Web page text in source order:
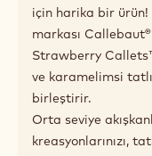
için harika bir ürün!
markası
Strawberry
ve karamelimsi
birleştirir.
Orta seviye
kreasyonlarınızı,